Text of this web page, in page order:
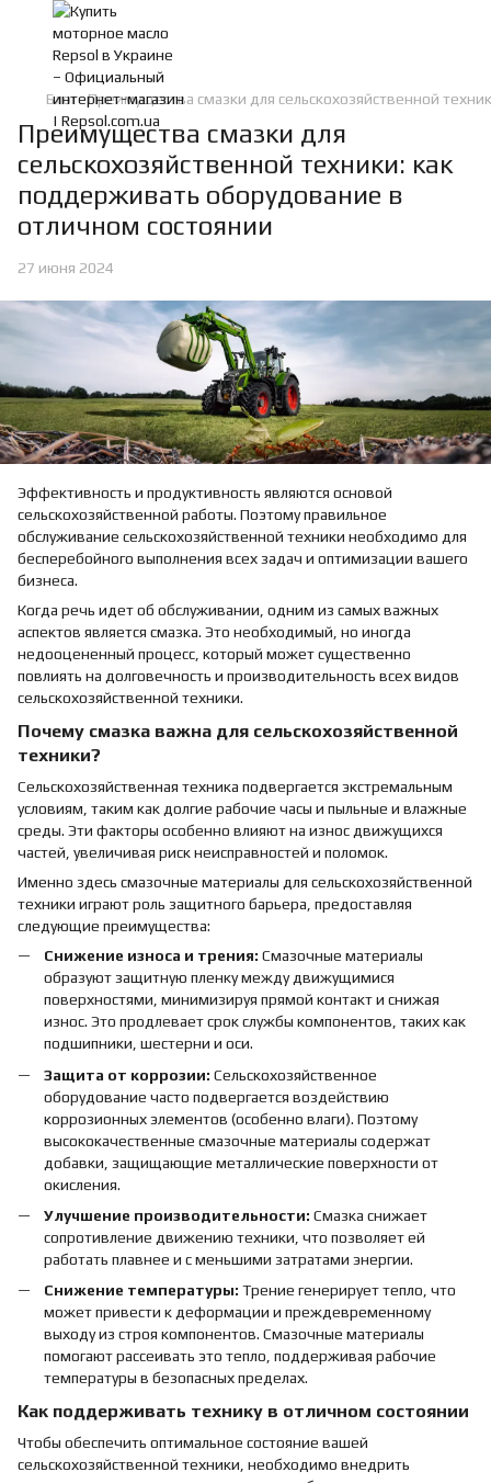
Блог Преимущества смазки для сельскохозяйственной
Преимущества смазки для
сельскохозяйственной техники: как
поддерживать оборудование в
отличном состоянии
27 июня 2024
Эффективность и продуктивность являются основой
сельскохозяйственной работы. Поэтому правильное
обслуживание сельскохозяйственной техники необходимо для
бесперебойного выполнения всех задач и оптимизации вашего
бизнеса.
Когда речь идет об обслуживании, одним из самых важных
аспектов является смазка. Это необходимый, но иногда
недооцененный процесс, который может существенно
повлиять на долговечность и производительность всех видов
сельскохозяйственной техники.
Почему смазка важна для сельскохозяйственной
техники?
Сельскохозяйственная техника подвергается экстремальным
условиям, таким как долгие рабочие часы и пыльные и влажные
среды. Эти факторы особенно влияют на износ движущихся
частей, увеличивая риск неисправностей и поломок.
Именно здесь смазочные материалы для сельскохозяйственной
техники играют роль защитного барьера, предоставляя
следующие преимущества:
Снижение износа и трения: Смазочные материалы
образуют защитную пленку между движущимися
поверхностями, минимизируя прямой контакт и снижая
износ. Это продлевает срок службы компонентов, таких как
подшипники, шестерни и оси.
Защита от коррозии: Сельскохозяйственное
оборудование часто подвергается воздействию
коррозионных элементов (особенно влаги). Поэтому
высококачественные смазочные материалы содержат
добавки, защищающие металлические поверхности от
окисления.
Улучшение производительности: Смазка снижает
сопротивление движению техники, что позволяет ей
работать плавнее и с меньшими затратами энергии.
Снижение температуры: Трение генерирует тепло, что
может привести к деформации и преждевременному
выходу из строя компонентов. Смазочные материалы
помогают рассеивать это тепло, поддерживая рабочие
температуры в безопасных пределах.
Как поддерживать технику в отличном состоянии
Чтобы обеспечить оптимальное состояние вашей
сельскохозяйственной техники, необходимо внедрить